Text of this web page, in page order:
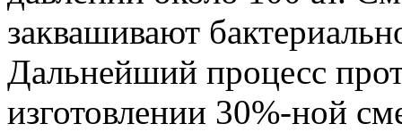
заквашивают
Дальнейший процесс
изготовлении 30%-ной